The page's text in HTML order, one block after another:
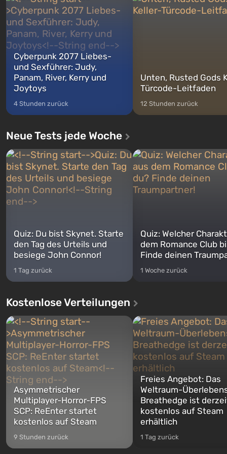
zwischen denen Sie jederzeit
wechse...
auf Amerika geöffnet wird.
Cyberpunk 2077 Liebes-
und Sexführer: Judy,
Panam, River, Kerry und
Joytoys
4 Stunden zurück
Unten, Rusted Gods
Türcode-Leitfaden
12 Stunden zurück
Neue Tests jede Woche
Quiz: Du bist Skynet. Starte
den Tag des Urteils und
besiege John Connor!
1 Tag zurück
Quiz: Welcher
dem Romance Club
Finde deinen
1 Woche zurück
Kostenlose Verteilungen
Asymmetrischer
Multiplayer-Horror-FPS
SCP: ReEnter startet
kostenlos auf Steam
9 Stunden zurück
Freies Angebot: Das
Weltraum-
Breathedge ist
kostenlos auf Steam
erhältlich
1 Tag zurück